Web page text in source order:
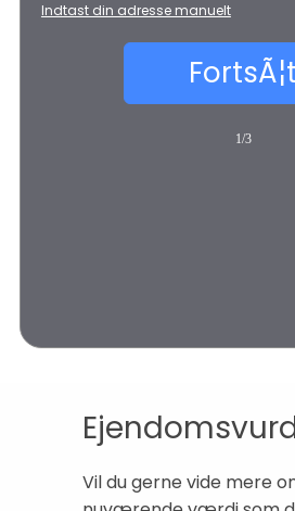
Indtast din adresse manuelt
1/3
Vil du gerne vide mere